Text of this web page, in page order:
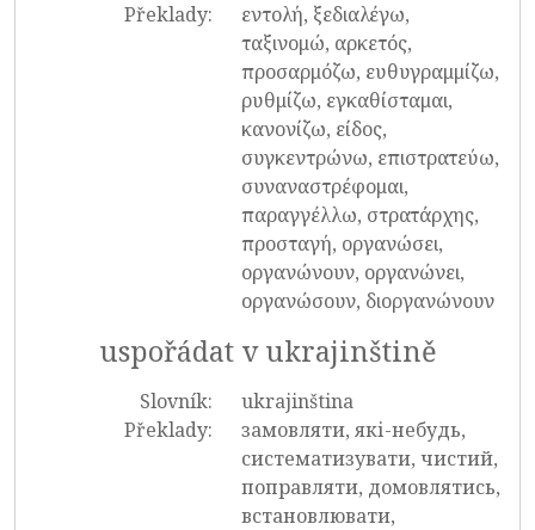
Překlady:
εντολή, ξεδιαλέγω,
ταξινομώ, αρκετός,
προσαρμόζω, ευθυγραμμίζω,
ρυθμίζω, εγκαθίσταμαι,
κανονίζω, είδος,
συγκεντρώνω, επιστρατεύω,
συναναστρέφομαι,
παραγγέλλω, στρατάρχης,
προσταγή, οργανώσει,
οργανώνουν, οργανώνει,
οργανώσουν, διοργανώνουν
uspořádat v ukrajinštině
Slovník:
ukrajinština
Překlady:
замовляти, які-небудь,
систематизувати, чистий,
поправляти, домовлятись,
встановлювати,